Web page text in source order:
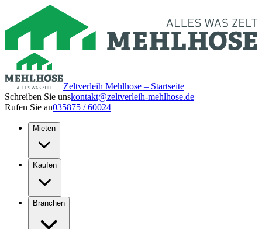
Zeltverleih Mehlhose – Startseite
Schreiben Sie unskontakt@zeltverleih-mehlhose.de
Rufen Sie an035875 / 60024
Mieten
Kaufen
Branchen